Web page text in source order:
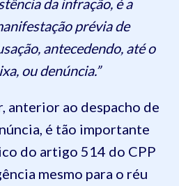
prévia de
antecedendo, até o
ou denúncia.”
anterior ao despacho de
é tão importante
do artigo 514 do CPP
mesmo para o réu